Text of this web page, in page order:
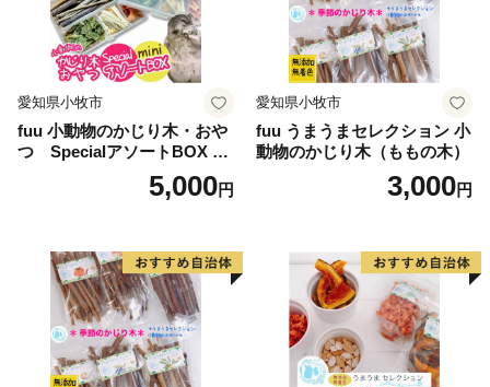
愛知県小牧市
fuu 小動物のかじり木・おや
つ SpecialアソートBOX mi
5,000円
愛知県小牧市
fuu うまうまセレクション 小
動物のかじり木（ももの木）
3,000円